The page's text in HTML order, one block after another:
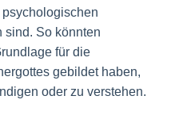
sind. So könnten
für die
gebildet haben,
oder zu verstehen.